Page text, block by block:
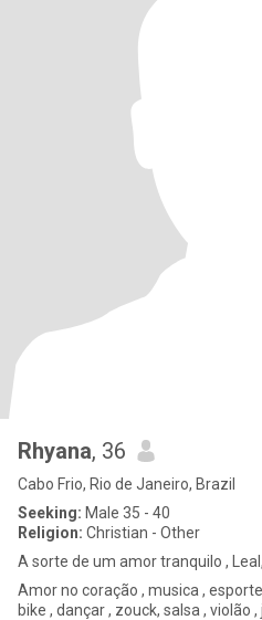
Rhyana, 36
Cabo Frio, Rio de Janeiro, Brazil
Seeking: Male 35 - 40
Religion: Christian - Other
A sorte de um amor tranquilo ,
Amor no coração , musica ,
bike , dançar , zouck, salsa , violão